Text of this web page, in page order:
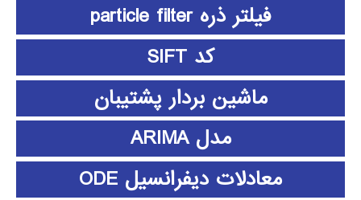
فیلتر ذره particle filter
کد SIFT
ماشین بردار پشتیبان
مدل ARIMA
معادلات دیفرانسیل ODE